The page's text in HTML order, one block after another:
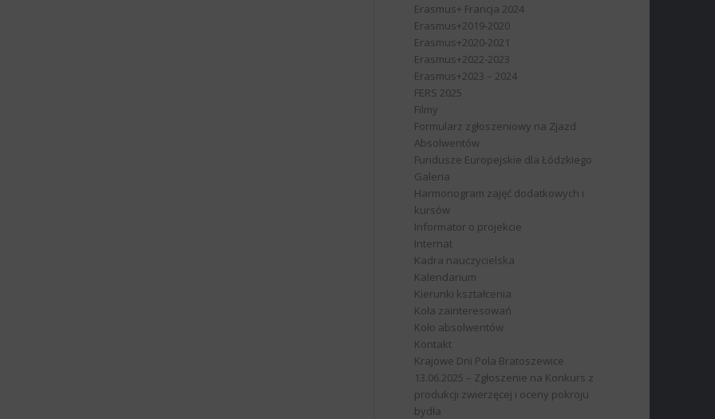
Erasmus+ Francja 2024
Erasmus+2019-2020
Erasmus+2020-2021
Erasmus+2022-2023
Erasmus+2023 – 2024
FERS 2025
Filmy
Formularz zgłoszeniowy na Zjazd
Absolwentów
Fundusze Europejskie dla Łódzkiego
Galeria
Harmonogram zajęć dodatkowych i
kursów
Informator o projekcie
Internat
Kadra nauczycielska
Kalendarium
Kierunki kształcenia
Koła zainteresowań
Koło absolwentów
Kontakt
Krajowe Dni Pola Bratoszewice
13.06.2025 – Zgłoszenie na Konkurs z
produkcji zwierzęcej i oceny pokroju
bydła